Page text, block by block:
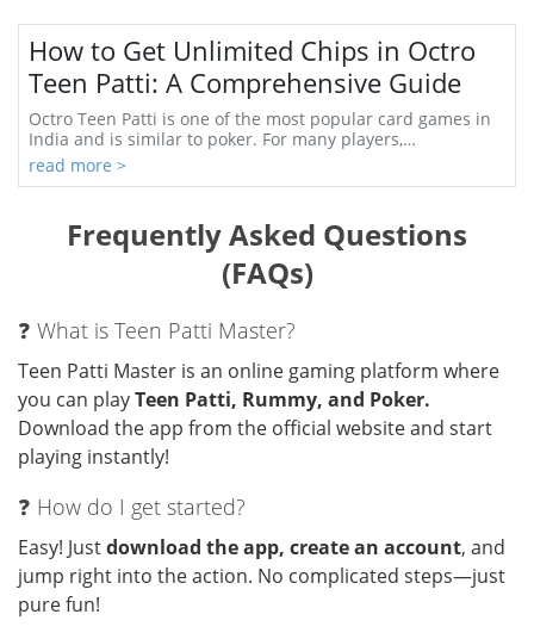
How to Get Unlimited Chips in Octro
Teen Patti: A Comprehensive Guide
Octro Teen Patti is one of the most popular card games in
India and is similar to poker. For many players,
accumulating chips to play their favorite g...
read more >
Frequently Asked Questions
(FAQs)
❓ What is Teen Patti Master?
Teen Patti Master is an online gaming platform where
you can playTeen Patti, Rummy, and Poker.
Download the app from the official website and start
playing instantly!
❓ How do I get started?
Easy! Justdownload the app, create an account, and
jump right into the action. No complicated steps—just
pure fun!